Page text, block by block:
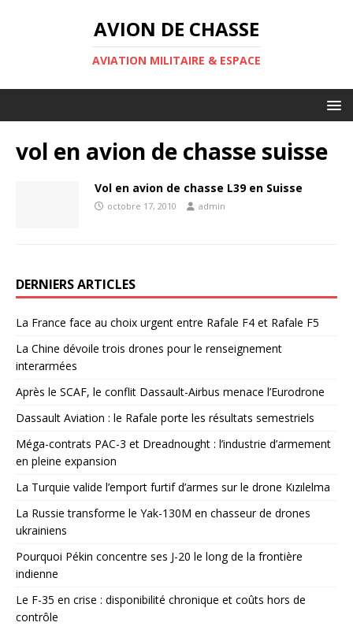
AVION DE CHASSE
AVIATION MILITAIRE & ESPACE
vol en avion de chasse suisse
Vol en avion de chasse L39 en Suisse
octobre 17, 2010 admin
DERNIERS ARTICLES
La France face au choix urgent entre Rafale F4 et Rafale F5
La Chine dévoile trois drones pour le renseignement
interarmées
Après le SCAF, le conflit Dassault-Airbus menace l’Eurodrone
Dassault Aviation : le Rafale porte les résultats semestriels
Méga-contrats PAC-3 et Dreadnought : l’industrie d’armement
en pleine expansion
La Turquie valide l’emport furtif d’armes sur le drone Kızılelma
La Russie transforme le Yak-130M en chasseur de drones
ukrainiens
Pourquoi Pékin concentre ses J-20 le long de la frontière
indienne
Le F-35 en crise : disponibilité chronique et coûts hors de
contrôle